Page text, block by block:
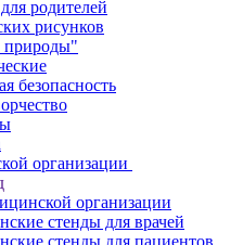
родителей
рисунков
природы"
безопасность
организации
организации
стенды для врачей
стенды для пациентов